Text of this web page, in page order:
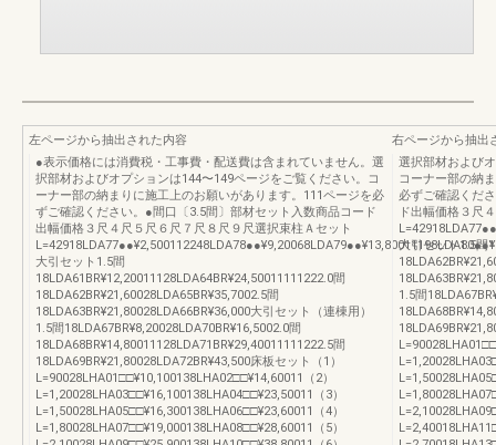
左ページから抽出された内容
●表示価格には消費税・工事費・配送費は含まれていません。選
択部材およびオプションは144〜149ページをご覧ください。コ
ーナー部の納まりに施工上のお願いがあります。111ページを必
ずご確認ください。●間口〔3.5間〕部材セット入数商品コード
出幅価格３尺４尺５尺６尺７尺８尺９尺選択束柱Ａセット
大引セット1.5間
18LDA61BR¥12,20011128LDA64BR¥24,50011111222.0間
18LDA62BR¥21,60028LDA65BR¥35,7002.5間
18LDA63BR¥21,80028LDA66BR¥36,000大引セット（連棟用）
1.5間18LDA67BR¥8,20028LDA70BR¥16,5002.0間
18LDA68BR¥14,80011128LDA71BR¥29,40011111222.5間
18LDA69BR¥21,80028LDA72BR¥43,500床板セット（1）
L=90028LHA01□□¥10,100138LHA02□□¥14,60011（2）
L=1,20028LHA03□□¥16,100138LHA04□□¥23,50011（3）
L=1,50028LHA05□□¥16,300138LHA06□□¥23,60011（4）
L=1,80028LHA07□□¥19,000138LHA08□□¥28,60011（5）
右ページから抽出
選択部材および
コーナー部の納
必ずご確認くだ
ド出幅価格３尺
大引セット1.5間
1.5間